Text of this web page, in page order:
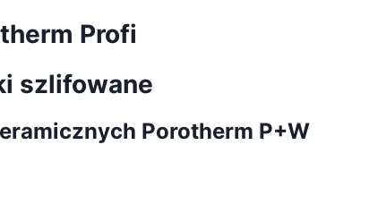
Profi
szlifowane
Porotherm P+W